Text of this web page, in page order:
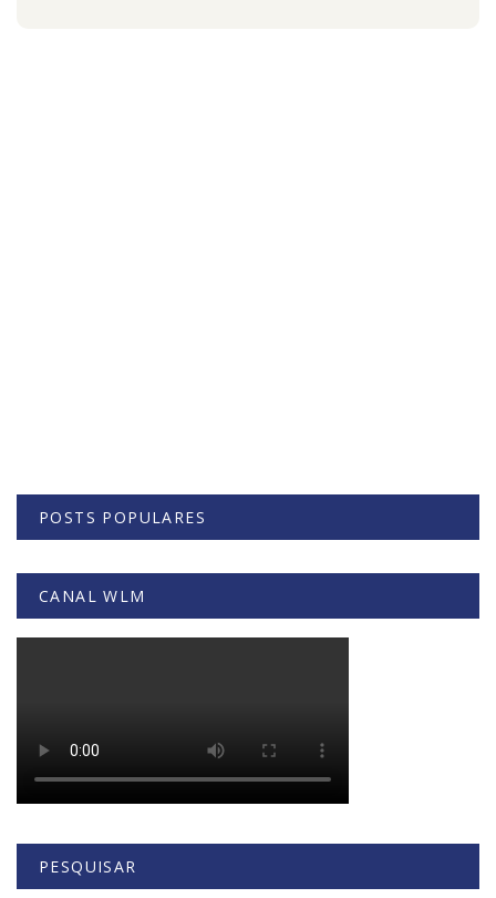
POSTS POPULARES
CANAL WLM
PESQUISAR